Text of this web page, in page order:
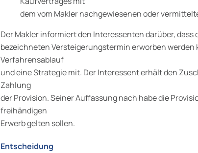
dem vom Makler nachgewiesenen oder
Der Makler informiert den Interessenten darüber, dass
bezeichneten Versteigerungstermin erworben werden
Verfahrensablauf
und eine Strategie mit. Der Interessent erhält den
Zahlung
der Provision. Seiner Auffassung nach habe die
freihändigen
Erwerb gelten sollen.
Entscheidung